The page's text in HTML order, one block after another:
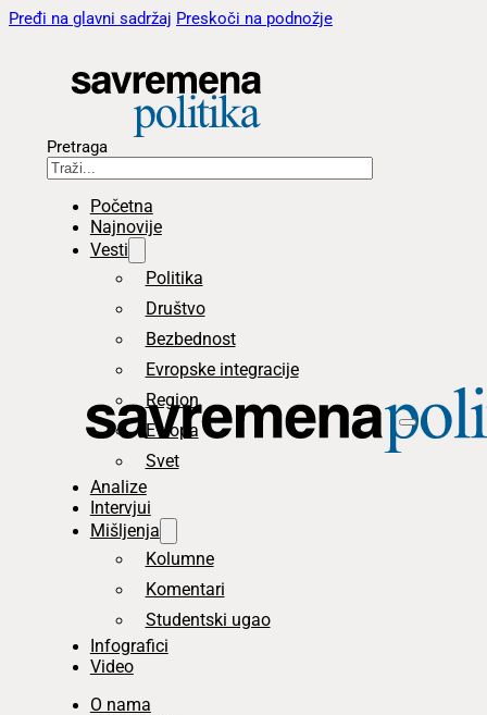
Pređi na glavni sadržaj Preskoči na podnožje
Pretraga
Početna
Najnovije
Vesti
Politika
Društvo
Bezbednost
Evropske integracije
Region
Evropa
Svet
Analize
Intervjui
Mišljenja
Kolumne
Komentari
Studentski ugao
Infografici
Video
O nama